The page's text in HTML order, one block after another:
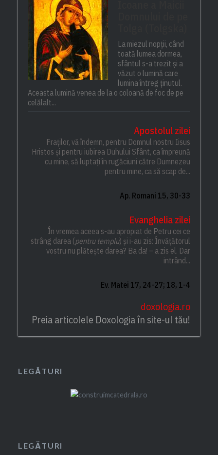
La miezul nopții, când
toată lumea dormea,
sfântul s-a trezit și a
văzut o lumină care
lumina întreg ținutul.
Aceasta lumină venea de la o coloană de foc de pe
celălalt...
Apostolul zilei
Fraților, vă îndemn, pentru Domnul nostru Iisus
Hristos și pentru iubirea Duhului Sfânt, ca împreună
cu mine, să luptați în rugăciuni către Dumnezeu
pentru mine, ca să scap de...
Ap. Romani 15, 30-33
Evanghelia zilei
În vremea aceea s-au apropiat de Petru cei ce
strâng darea (pentru templu) și i-au zis: Învățătorul
vostru nu plătește darea? Ba da! – a zis el. Dar
intrând...
Ev. Matei 17, 24-27; 18, 1-4
doxologia.ro
Preia articolele Doxologia în site-ul tău!
LEGĂTURI
LEGĂTURI